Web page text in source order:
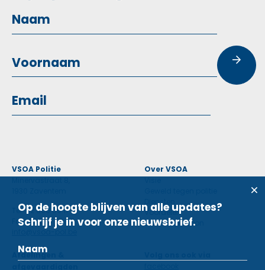
VSOA Politie
Tel: 02 660 59 11
Fax: 02 660 50 97
info@vsoa-pol.be
Over VSOA
Diensten
Voordelen
Contactpersoon
Afdelingen &
Op de hoogte blijven van alle updates?
Schrijf je in voor onze nieuwsbrief.